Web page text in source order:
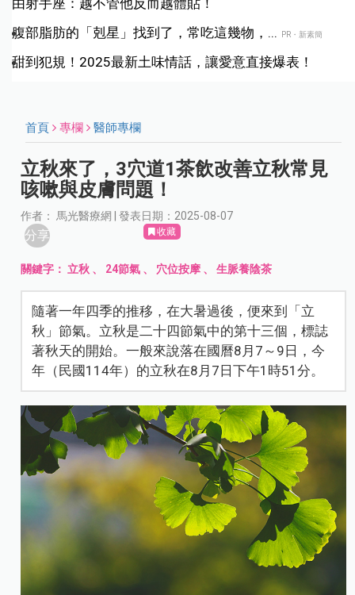
由射手座：越不管他反而越體貼！
腹部脂肪的「剋星」找到了，常吃這幾物，...
PR・新素簡
甜到犯規！2025最新土味情話，讓愛意直接爆表！
首頁 專欄 醫師專欄
立秋來了，3穴道1茶飲改善立秋常見
咳嗽與皮膚問題！
作者： 馬光醫療網 | 發表日期：2025-08-07
分享 收藏
關鍵字： 立秋 、 24節氣 、 穴位按摩 、生脈養陰茶
隨著一年四季的推移，在大暑過後，便來到「立
秋」節氣。立秋是二十四節氣中的第十三個，標誌
著秋天的開始。一般來說落在國曆8月7～9日，今
年（民國114年）的立秋在8月7日下午1時51分。